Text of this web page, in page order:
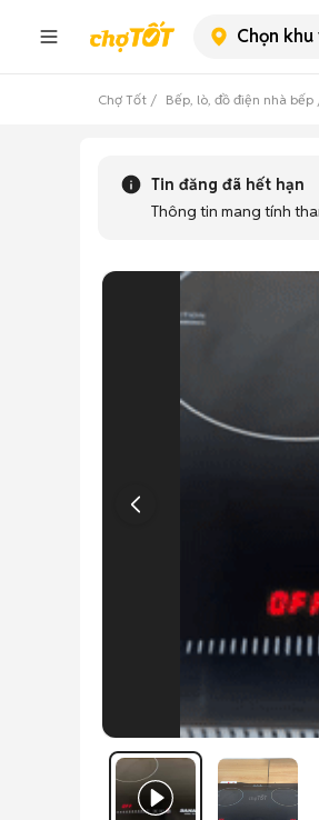
Chọn khu
Chợ Tốt Bếp, lò, đồ điện nhà bếp
Tin đăng đã hết hạn
Thông tin mang tính